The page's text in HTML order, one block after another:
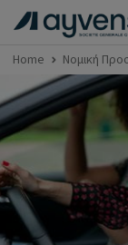
Home Νομική